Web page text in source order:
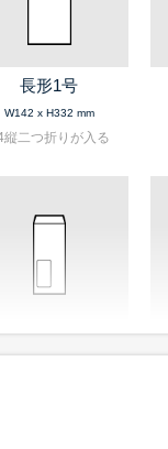
長形1号
W142 x H332 mm
縦二つ折りが入る
4号タテ窓付き